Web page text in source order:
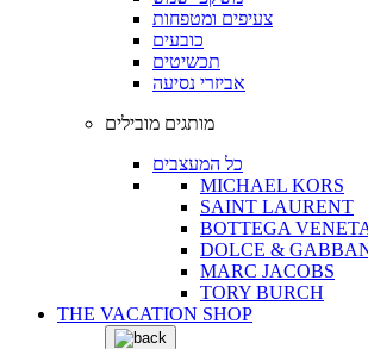
צעיפים ומטפחות
כובעים
תכשיטים
אביזרי נסיעה
מותגים מובילים
כל המעצבים
MICHAEL KORS
SAINT LAURENT
BOTTEGA
DOLCE &
MARC JACOBS
TORY BURCH
THE VACATION SHOP